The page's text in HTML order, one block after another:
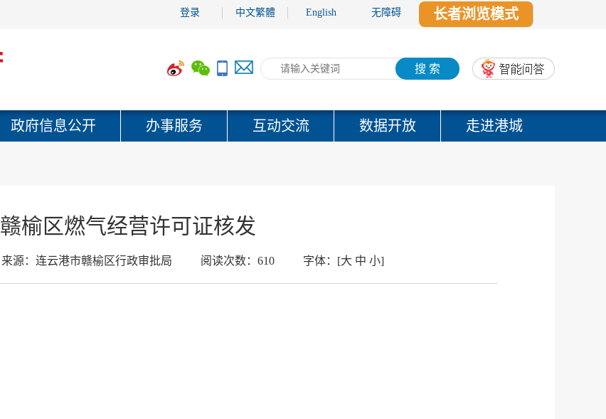
登录 中文繁體 English 无障碍 长者浏览模式
搜 索
政府信息公开 办事服务 互动交流 数据开放 走进港城
赣榆区燃气经营许可证核发
来源： 连云港市赣榆区行政审批局 阅读次数： 610 字体： [大 中 小]